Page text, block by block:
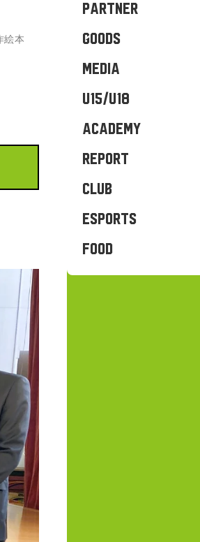
絵本
PARTNER
GOODS
MEDIA
U15/U18
ACADEMY
REPORT
CLUB
eSPORTS
FOOD